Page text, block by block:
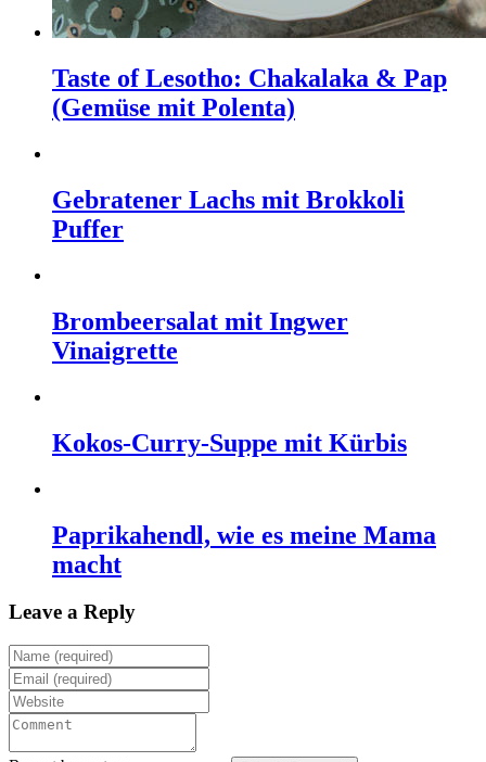
Taste of Lesotho: Chakalaka & Pap
(Gemüse mit Polenta)
Gebratener Lachs mit Brokkoli
Puffer
Brombeersalat mit Ingwer
Vinaigrette
Kokos-Curry-Suppe mit Kürbis
Paprikahendl, wie es meine Mama
macht
Leave a Reply